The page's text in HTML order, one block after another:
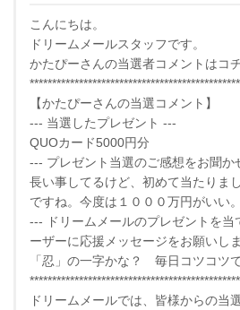
こんにちは。
ドリームメールスタッフです。
かたぴーさんの当選者コメントはコ
【かたぴーさんの当選コメント】
--- 当選したプレゼント ---
QUOカード5000円分
--- プレゼント当選のご感想をお聞か
長い事してるけど、初めて当たりま
ですね。今度は１０００万円がいい。
--- ドリームメールのプレゼントを当
ーザーに応援メッセージをお願いし
「忍」の一字かな？ 毎日コツコツで
ドリームメールでは、皆様からの当